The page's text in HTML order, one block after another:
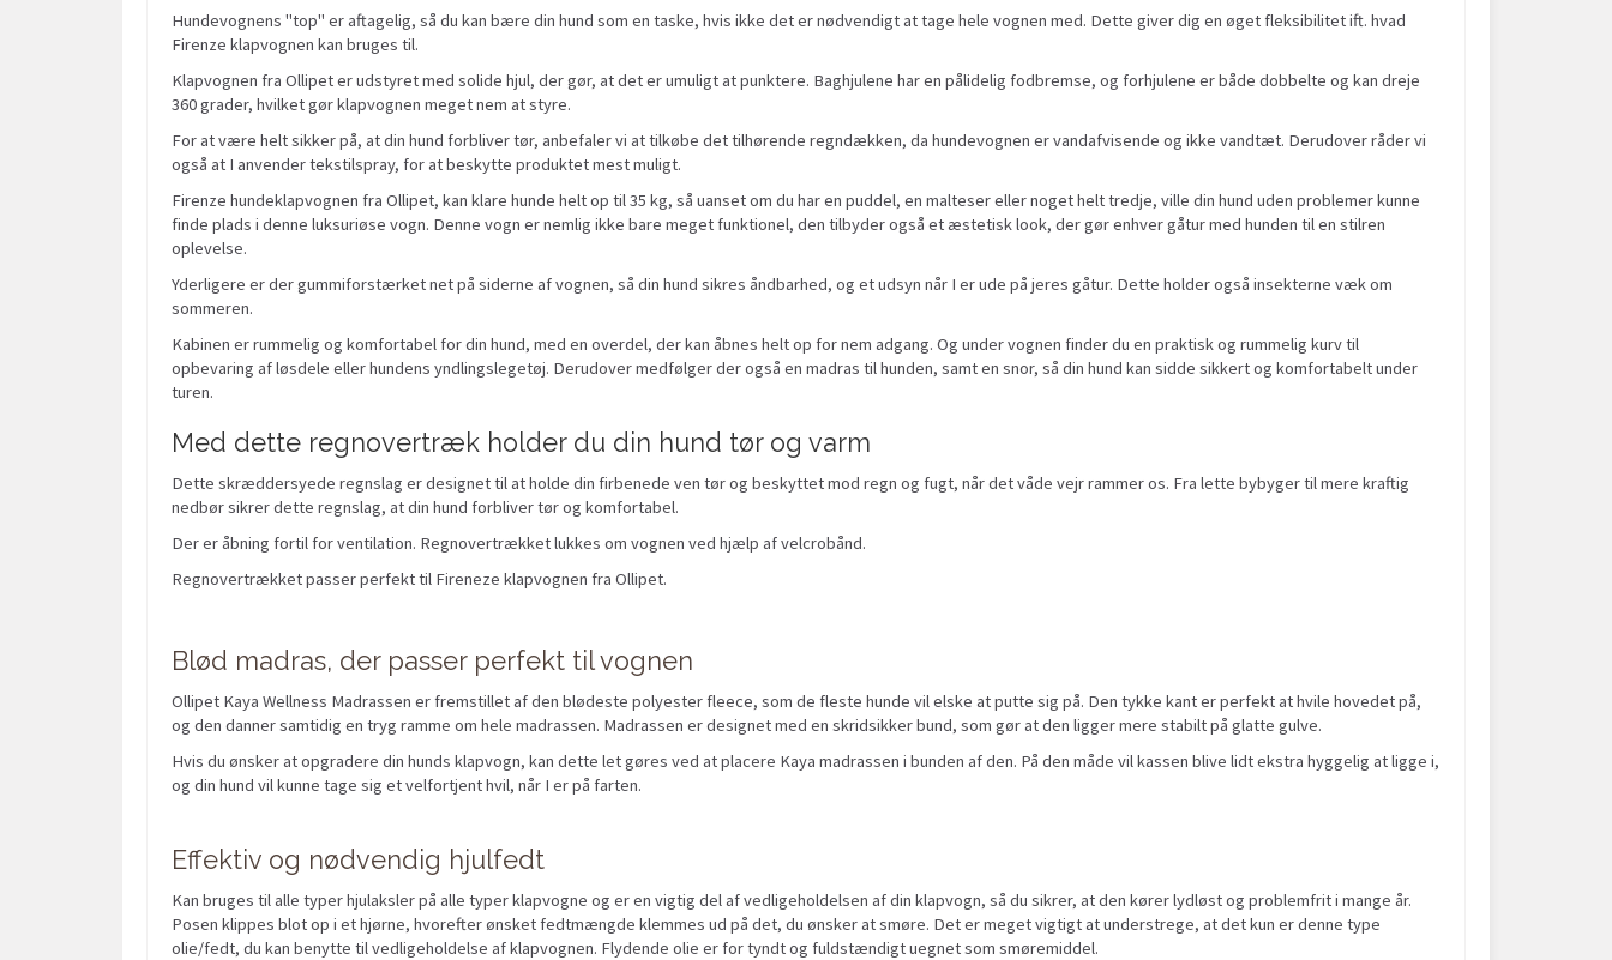
Hundevognens "top" er aftagelig, så du kan bære din hund som en taske, hvis ikke det er nødvendigt at tage hele vognen med. Dette giver dig en øget fleksibilitet ift. hvad
Firenze klapvognen kan bruges til.
Klapvognen fra Ollipet er udstyret med solide hjul, der gør, at det er umuligt at punktere. Baghjulene har en pålidelig fodbremse, og forhjulene er både dobbelte og kan dreje
360 grader, hvilket gør klapvognen meget nem at styre.
For at være helt sikker på, at din hund forbliver tør, anbefaler vi at tilkøbe det tilhørende regndækken, da hundevognen er vandafvisende og ikke vandtæt. Derudover råder vi
også at I anvender tekstilspray, for at beskytte produktet mest muligt.
Firenze hundeklapvognen fra Ollipet, kan klare hunde helt op til 35 kg, så uanset om du har en puddel, en malteser eller noget helt tredje, ville din hund uden problemer kunne
finde plads i denne luksuriøse vogn. Denne vogn er nemlig ikke bare meget funktionel, den tilbyder også et æstetisk look, der gør enhver gåtur med hunden til en stilren
oplevelse.
Yderligere er der gummiforstærket net på siderne af vognen, så din hund sikres åndbarhed, og et udsyn når I er ude på jeres gåtur. Dette holder også insekterne væk om
sommeren.
Kabinen er rummelig og komfortabel for din hund, med en overdel, der kan åbnes helt op for nem adgang. Og under vognen finder du en praktisk og rummelig kurv til
opbevaring af løsdele eller hundens yndlingslegetøj. Derudover medfølger der også en madras til hunden, samt en snor, så din hund kan sidde sikkert og komfortabelt under
turen.
Med dette regnovertræk holder du din hund tør og varm
Dette skræddersyede regnslag er designet til at holde din firbenede ven tør og beskyttet mod regn og fugt, når det våde vejr rammer os. Fra lette bybyger til mere kraftig
nedbør sikrer dette regnslag, at din hund forbliver tør og komfortabel.
Der er åbning fortil for ventilation. Regnovertrækket lukkes om vognen ved hjælp af velcrobånd.
Regnovertrækket passer perfekt til Fireneze klapvognen fra Ollipet.
Blød madras, der passer perfekt til vognen
Ollipet Kaya Wellness Madrassen er fremstillet af den blødeste polyester fleece, som de fleste hunde vil elske at putte sig på. Den tykke kant er perfekt at hvile hovedet på,
og den danner samtidig en tryg ramme om hele madrassen. Madrassen er designet med en skridsikker bund, som gør at den ligger mere stabilt på glatte gulve.
Hvis du ønsker at opgradere din hunds klapvogn, kan dette let gøres ved at placere Kaya madrassen i bunden af den. På den måde vil kassen blive lidt ekstra hyggelig at ligge i,
og din hund vil kunne tage sig et velfortjent hvil, når I er på farten.
Effektiv og nødvendig hjulfedt
Kan bruges til alle typer hjulaksler på alle typer klapvogne og er en vigtig del af vedligeholdelsen af din klapvogn, så du sikrer, at den kører lydløst og problemfrit i mange år.
Posen klippes blot op i et hjørne, hvorefter ønsket fedtmængde klemmes ud på det, du ønsker at smøre. Det er meget vigtigt at understrege, at det kun er denne type
olie/fedt, du kan benytte til vedligeholdelse af klapvognen. Flydende olie er for tyndt og fuldstændigt uegnet som smøremiddel.